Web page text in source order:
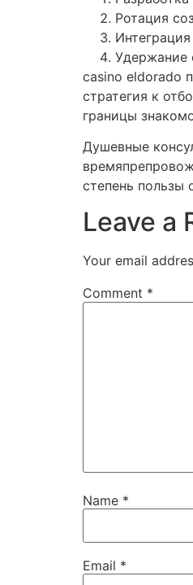
Ротация
Удержание
casino eldorado
стратегия к
границы
Душевные
степень пользы
Leave a
Your email
Comment *
Name *
Email *